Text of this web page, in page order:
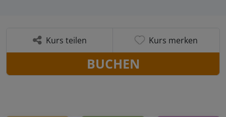
Kurs teilen Kurs merken
BUCHEN